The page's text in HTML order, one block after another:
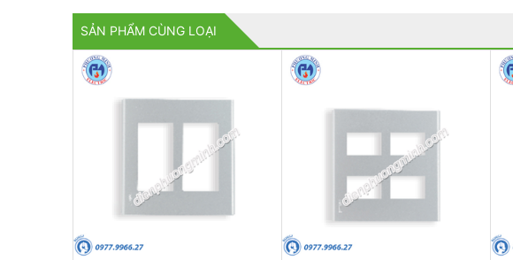
SẢN PHẨM CÙNG LOẠI